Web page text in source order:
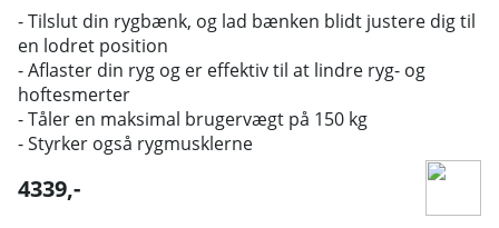
- Tilslut din rygbænk, og lad bænken blidt justere dig til
en lodret position
- Aflaster din ryg og er effektiv til at lindre ryg- og
hoftesmerter
- Tåler en maksimal brugervægt på 150 kg
- Styrker også rygmusklerne
4339,-